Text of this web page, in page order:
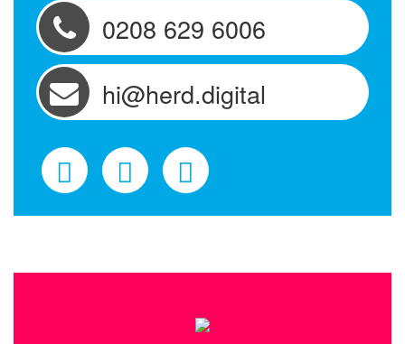
0208 629 6006
hi@herd.digital